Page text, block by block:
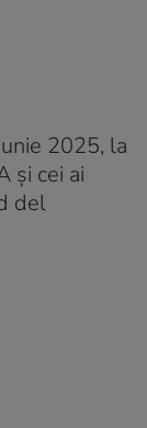
2025, la
și cei ai
del